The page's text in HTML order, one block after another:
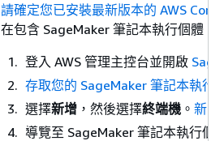
請確定您已安裝最新版本的 AWS
在包含 SageMaker 筆記本執行個體 (
登入 AWS 管理主控台並開啟
存取您的 SageMaker 筆記本執行
選擇新增 ，然後選擇終端機 。 新的
導覽至 SageMaker 筆記本執行個